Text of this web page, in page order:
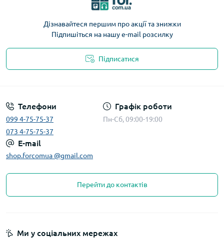
Дізнавайтеся першим про акції та знижки
Підпишіться на нашу e-mail розсилку
Підписатися
Телефони
099 4-75-75-37
073 4-75-75-37
Графік роботи
Пн-Сб, 09:00-19:00
E-mail
shop.forcomua @gmail.com
Перейти до контактів
Ми у соціальних мережах